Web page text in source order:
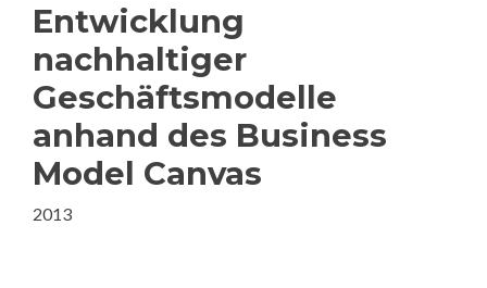
Entwicklung
nachhaltiger
Geschäftsmodelle
anhand des Business
Model Canvas
2013